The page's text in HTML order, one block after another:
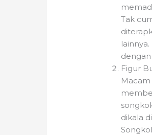
Tak
Figur
dikala